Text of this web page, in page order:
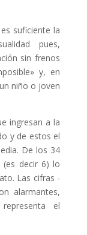
suficiente la
pues,
sin frenos
y, en
niño o joven
ingresan a la
y de estos el
De los 34
(es decir 6) lo
Las cifras -
alarmantes,
el